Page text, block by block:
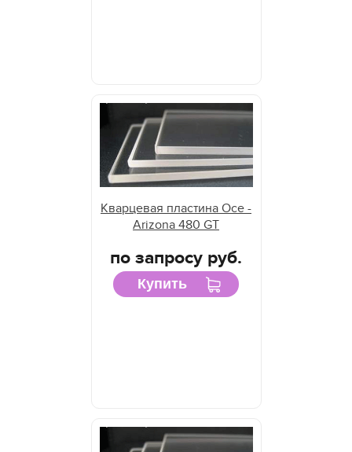
Кварцевая пластина Oce -
Arizona 480 GT
по запросу руб.
Купить